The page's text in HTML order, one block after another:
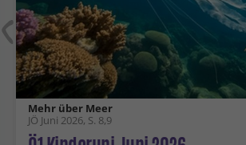
Mehr über Meer
JÖ Juni 2026, S. 8,9